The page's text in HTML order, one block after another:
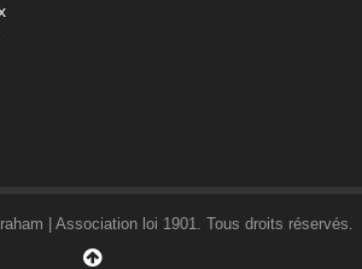
| Association loi 1901. Tous droits réservés.